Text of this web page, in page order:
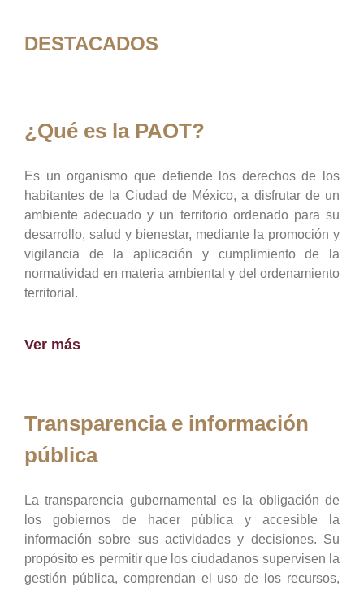
DESTACADOS
¿Qué es la PAOT?
Es un organismo que defiende los derechos de los
habitantes de la Ciudad de México, a disfrutar de un
ambiente adecuado y un territorio ordenado para su
desarrollo, salud y bienestar, mediante la promoción y
vigilancia de la aplicación y cumplimiento de la
normatividad en materia ambiental y del ordenamiento
territorial.
Ver más
Transparencia e información
pública
La transparencia gubernamental es la obligación de
los gobiernos de hacer pública y accesible la
información sobre sus actividades y decisiones. Su
propósito es permitir que los ciudadanos supervisen la
gestión pública, comprendan el uso de los recursos,